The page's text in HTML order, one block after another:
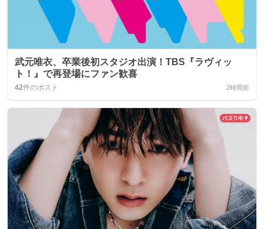
武元唯衣、卒業後初スタジオ出演！TBS『ラヴィッ
ト！』で再登場にファン歓喜
42件のポスト 2時間前